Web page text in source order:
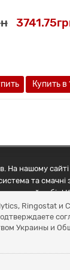
Купить в
нашому
та
вибір!
Ringostat и
Украины и